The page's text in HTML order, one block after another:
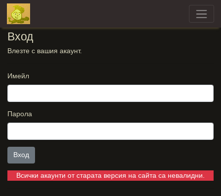
Вход
Влезте с вашия акаунт.
Имейл
Парола
Вход
Всички акаунти от старата версия на сайта са невалидни.